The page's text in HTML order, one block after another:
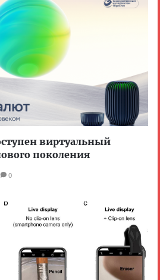
виртуальный
поколения
0